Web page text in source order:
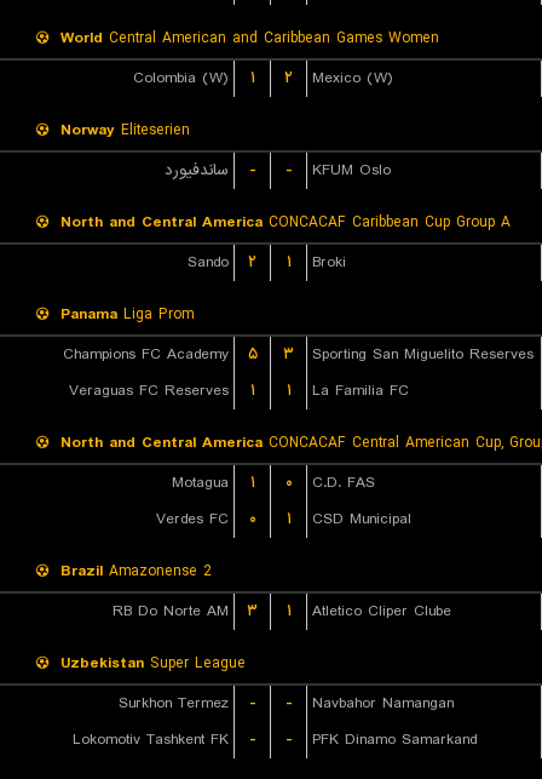
World Central American and Caribbean Games Women
Colombia (W)
۱ ۲ Mexico (W)
Norway Eliteserien
ساندفیورد
- - KFUM Oslo
North and Central America CONCACAF Caribbean Cup Group A
Sando
۲ ۱ Broki
Panama Liga Prom
Champions FC Academy
۵ ۳
Sporting San Miguelito Reserves
Veraguas FC Reserves
۱ ۱ La Familia FC
North and Central America CONCACAF Central American Cup,
Motagua
۱ ۰
C.D. FAS
Verdes FC
۰ ۱ CSD Municipal
Brazil Amazonense 2
RB Do Norte AM
۳ ۱ Atletico Cliper Clube
Uzbekistan Super League
Surkhon Termez
- -
Navbahor Namangan
Lokomotiv Tashkent FK
- - PFK Dinamo Samarkand